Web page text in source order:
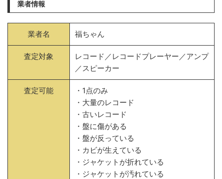
業者情報
業者名 福ちゃん
査定対象
レコード／レコードプレーヤー／アンプ
／スピーカー
査定可能
・1点のみ
・大量のレコード
・古いレコード
・盤に傷がある
・盤が反っている
・カビが生えている
・ジャケットが折れている
・ジャケットが汚れている